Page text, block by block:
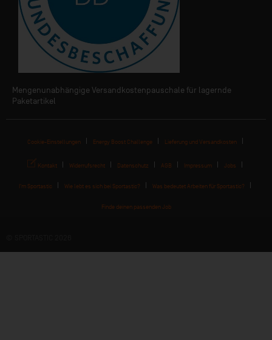
Mengenunabhängige Versandkostenpauschale für lagernde
Paketartikel
Cookie-Einstellungen Energy Boost Challenge Lieferung und Versandkosten
Kontakt Widerrufsrecht Datenschutz AGB Impressum Jobs
I'm Sportastic Wie lebt es sich bei Sportastic? Was bedeutet Arbeiten für Sportastic?
Finde deinen passenden Job